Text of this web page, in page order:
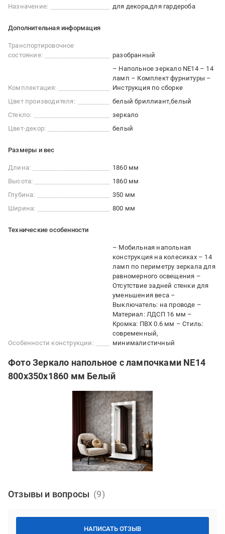
Назначение:
для декора для гардероба
Дополнительная информация
Транспортировочное
состояние:
разобранный
Комплектация:
– Напольное зеркало NE14 – 14
ламп – Комплект фурнитуры –
Инструкция по сборке
Цвет производителя:
белый бриллиант белый
Стекло:
зеркало
Цвет-декор:
белый
Размеры и вес
Длина:
1860 мм
Высота:
1860 мм
Глубина:
350 мм
Ширина:
800 мм
Технические особенности
Особенности конструкции:
– Мобильная напольная
конструкция на колесиках – 14
ламп по периметру зеркала для
равномерного освещения –
Отсутствие задней стенки для
уменьшения веса –
Выключатель: на проводе –
Материал: ЛДСП 16 мм –
Кромка: ПВХ 0.6 мм – Стиль:
современный,
минималистичный
Фото Зеркало напольное с лампочками NE14
800x350x1860 мм Белый
Отзывы и вопросы
НАПИСАТЬ ОТЗЫВ